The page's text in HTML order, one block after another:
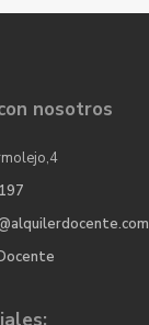
nosotros